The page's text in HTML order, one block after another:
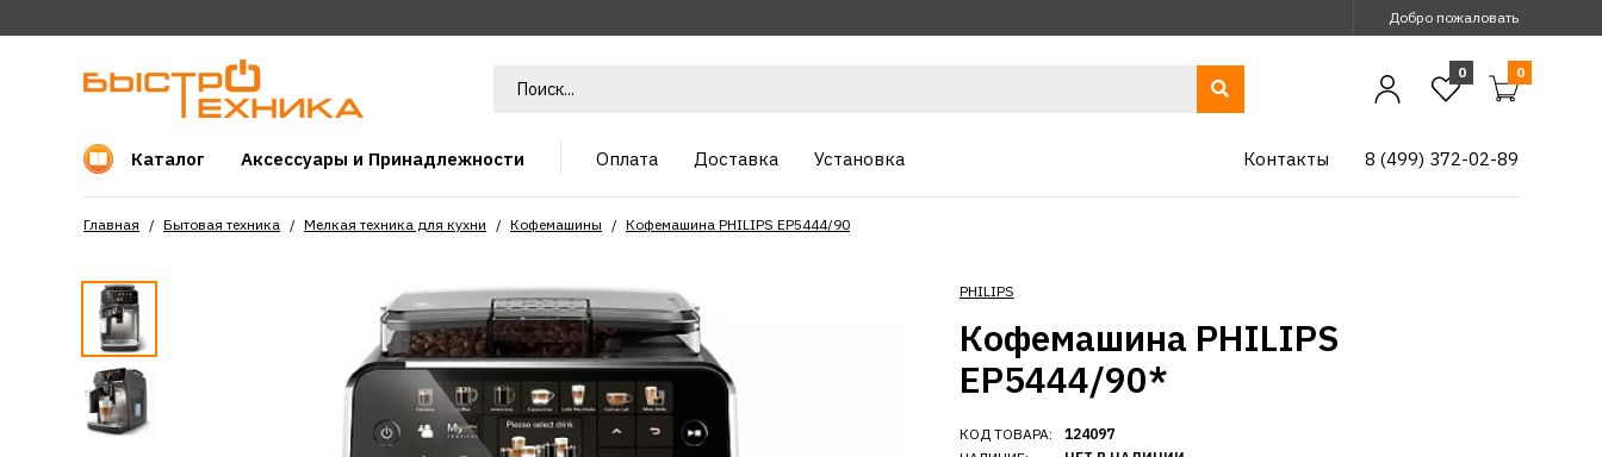
Добро пожаловать
0 0
Каталог Аксессуары и Принадлежности Оплата Доставка 8 (499) 372-02-89
Контакты
Установка
Главная Бытовая техника Мелкая техника для кухни Кофемашины Кофемашина PHILIPS EP5444/90
PHILIPS
Кофемашина PHILIPS
EP5444/90*
КОД ТОВАРА:
124097